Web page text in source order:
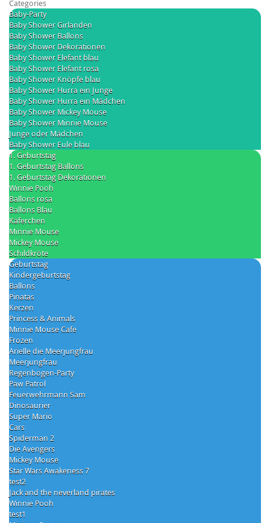
Categories
Baby-Party
Baby Shower Girlanden
Baby Shower Ballons
Baby Shower Dekorationen
Baby Shower Elefant blau
Baby Shower Elefant rosa
Baby Shower Knöpfe blau
Baby Shower Hurra ein Junge
Baby Shower Hurra ein Mädchen
Baby Shower Mickey Mouse
Baby Shower Minnie Mouse
Junge oder Mädchen
Baby Shower Eule blau
1. Geburtstag
1. Geburtstag Ballons
1. Geburtstag Dekorationen
Winnie Pooh
Ballons rosa
Ballons Blau
Käferchen
Minnie Mouse
Mickey Mouse
Schildkröte
Geburtstag
Kindergeburtstag
Ballons
Pinatas
Kerzen
Princess & Animals
Minnie Mouse Cafe
Frozen
Arielle die Meerjungfrau
Meerjungfrau
Regenbogen-Party
Paw Patrol
Feuerwehrmann Sam
Dinosaurier
Super Mario
Cars
Spiderman 2
Die Avengers
Mickey Mouse
Star Wars Awakeness 7
test2
Jack and the neverland pirates
Winnie Pooh
test1